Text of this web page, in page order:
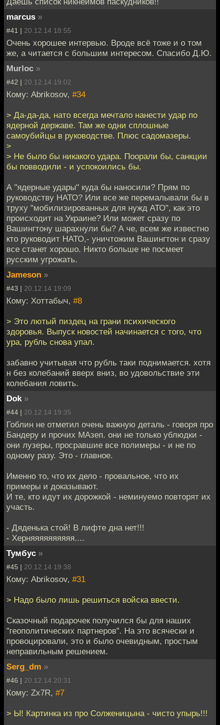
marcus »
#41 | 20.12.14 18:55
Очень хорошее интервью. Вроде всё тоже и о том
же, а читается с большим интересом. Спасибо Д.Ю.
Murloc »
#42 | 20.12.14 19:02
Кому: Abrikosov, #34
> Да-да-да, нато всегда мечтало нанести удар по
ядерной державе. Там же одни сплошные
самоубийцы в руководстве. Плюс садомазеры.
>
> Не было бы никакого удара. Поорали бы, санкции
бы повводили - и успокоились бы.
А "ядерные удары" куда бы наносили? Прям по
руководству НАТО? Или все же перемалывали бы в
труху "мобилизированных для нужд АТО", как это
происходит на Украине? Или может сразу по
Вашингтону шарахнули бы? А че, всем же известно
кто руководит НАТО,- уничтожим Вашингтон и сразу
все станет хорошо. Никто больше не посмеет
русским угрожать.
Jameson »
#43 | 20.12.14 19:09
Кому: Хоттабыч, #8
> Это лютый пиздец на грани психического
здоровья. Выпуск новостей начинается с того, что
ура, рубль снова упал.
забавно учитывая что рубль таки поднимается. хотя
н без колебаний вверх вниз, во удовольствие эти
колебания ловить.
Dok »
#44 | 20.12.14 19:35
Гоблин не отметил очень важную деталь - говоря про
Бандеру и прочих МАзеп. они не только ублюдки -
они лузеры, просравшие все полимеры - и не по
одному разу. Это - главное.
Именно то, что их дело - провальное, что их
примеры и доказывают.
И те, кто идут их дорожкой - неминуемо повторят их
участь.
- Дяденька стой! В лифте дна нет!!!
- Херняяяяяяяяяя....
Тумбус »
#45 | 20.12.14 19:38
Кому: Abrikosov, #31
> Надо было лишь решиться войска ввести.
Сказочный подарочек получился бы для наших
"геополитических партнеров". На это всячески и
провоцировали, это и было очевидным, простым
неправильным решением.
Serg_dm »
#46 | 20.12.14 20:31
Кому: Zx7R, #7
> Ы! Картинка из про Солженицына - чисто упырь!!!